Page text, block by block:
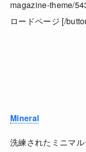
magazine-theme/
ロードページ [/
Mineral
洗練されたミニマ